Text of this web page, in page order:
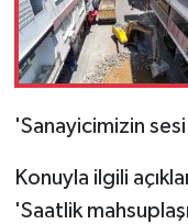
'Sanayicimizin
Konuyla ilgili
'Saatlik